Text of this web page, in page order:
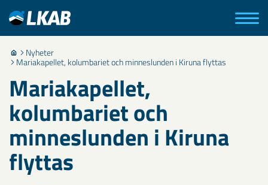
Nyheter
Mariakapellet, kolumbariet och minneslunden i Kiruna flyttas
Mariakapellet,
kolumbariet och
minneslunden i Kiruna
flyttas